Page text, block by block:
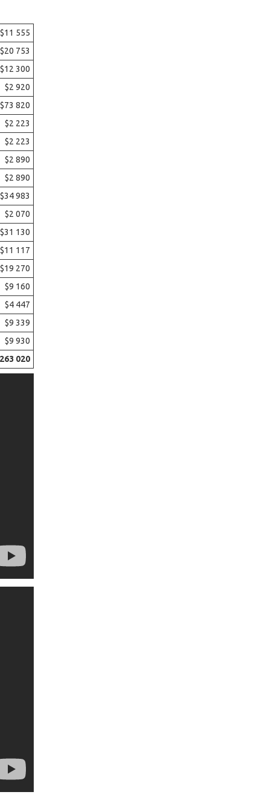
$11 555
$20 753
$12 300
$2 920
$73 820
$2 223
$2 223
$2 890
$2 890
$34 983
$2 070
$31 130
$11 117
$19 270
$9 160
$4 447
$9 339
$9 930
020